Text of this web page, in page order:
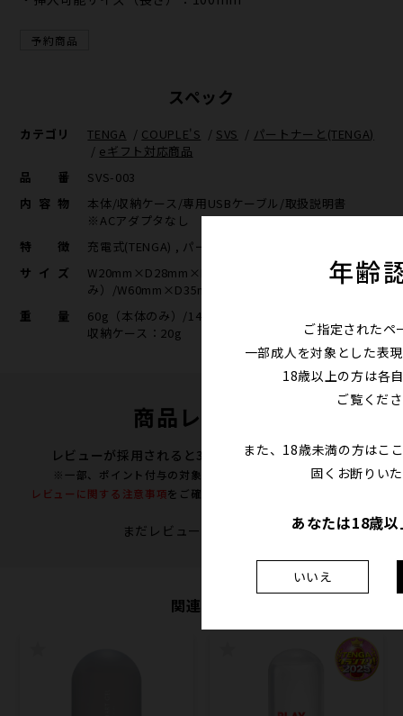
予約商品
スペック
カテゴリ TENGA / COUPLE'S / SVS / パートナーと(TENGA)
/ eギフト対応商品
品番
SVS-003
内容物
本体/収納ケース/専用USBケーブル/取扱説明書
※ACアダプタなし
特徴
充電式(TENGA) , パートナーと（TENGA）
サイズ
W20mm×D28mm×H140mm（本体の
み）/W60mm×D35mm×H155mm（外装込）
重量
60g（本体のみ）/142g（外装込）
収納ケース：20g
商品レビュー
レビューが採用されると300ポイントプレゼント！
※一部、ポイント付与の対象外となる商品がございます。
レビューに関する注意事項をご確認の上、投稿をお願い致します。
まだレビューはありません
関連商品
年齢
ご指定されたペ
一部成人を対象とした表
18歳以上の方は各
ご覧くだ
また、18歳未満の方はこ
固くお断りい
あなたは18歳
いいえ